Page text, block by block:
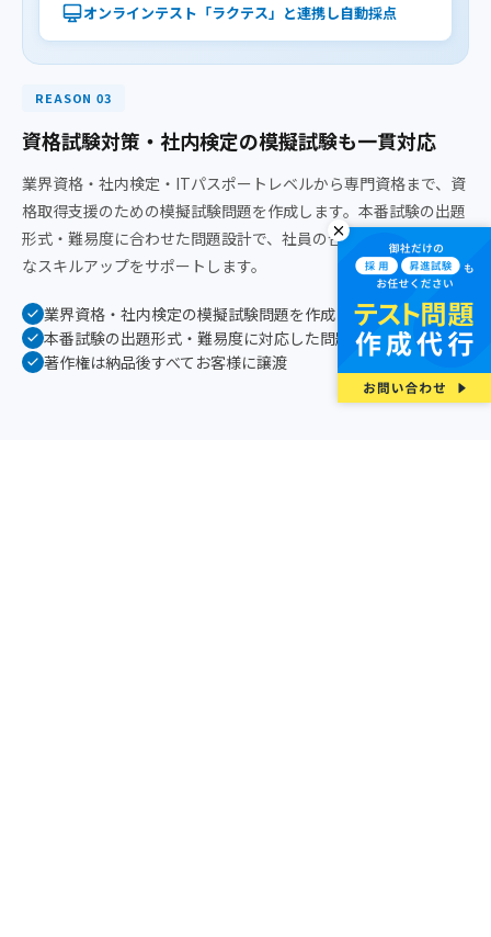
REASON 03
資格試験対策・社内検定の模擬試験も一貫対応
業界資格・社内検定・ITパスポートレベルから専門資格まで、資
格取得支援のための模擬試験問題を作成します。本番試験の出題
形式・難易度に合わせた問題設計で、社員の合格率向上と計画的
なスキルアップをサポートします。
業界資格・社内検定の模擬試験問題を作成
本番試験の出題形式・難易度に対応した問題設計
著作権は納品後すべてお客様に譲渡
オンラインテスト「ラクテス」と連携し自動採点